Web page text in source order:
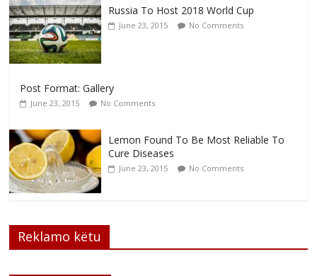
Russia To Host 2018 World Cup
June 23, 2015 No Comments
Post Format: Gallery
June 23, 2015 No Comments
Lemon Found To Be Most Reliable To
Cure Diseases
June 23, 2015 No Comments
Reklamo këtu